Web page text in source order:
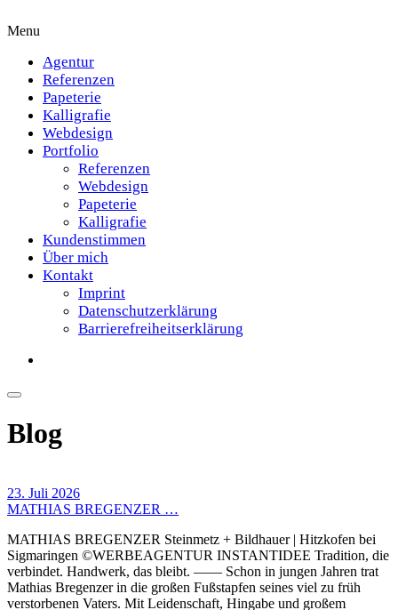
Menu
Agentur
Referenzen
Papeterie
Kalligrafie
Webdesign
Portfolio
Referenzen
Webdesign
Papeterie
Kalligrafie
Kundenstimmen
Über mich
Kontakt
Imprint
Datenschutzerklärung
Barrierefreiheitserklärung
Blog
23. Juli 2026
MATHIAS BREGENZER …
MATHIAS BREGENZER Steinmetz + Bildhauer | Hitzkofen bei
Sigmaringen ©WERBEAGENTUR INSTANTIDEE Tradition, die
verbindet. Handwerk, das bleibt. —— Schon in jungen Jahren trat
Mathias Bregenzer in die großen Fußstapfen seines viel zu früh
verstorbenen Vaters. Mit Leidenschaft, Hingabe und großem